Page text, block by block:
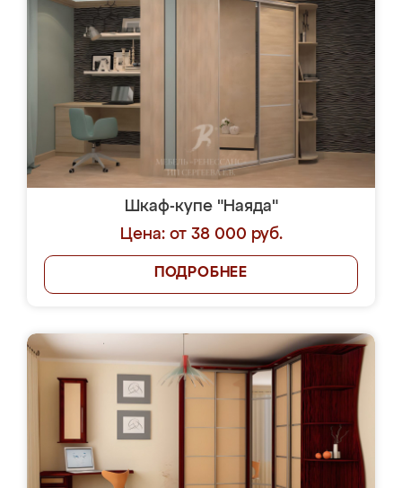
Шкаф-купе "Наяда"
Цена: от 38 000 руб.
ПОДРОБНЕЕ